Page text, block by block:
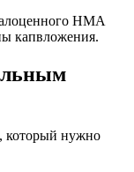
НМА
капвложения.
нужно